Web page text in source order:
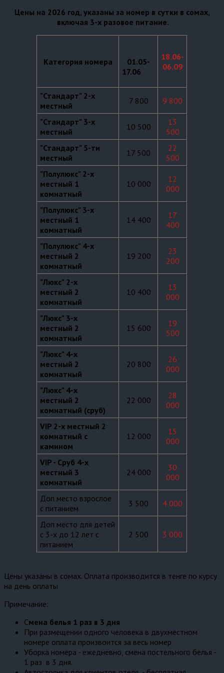
Цены на 2026 год, указаны за номер в сутки в сомах,
включая 3-х разовое питание.
Категория номера
01.05-
17.06
18.06-
06.09
"Стандарт" 2-х
местный
7 800 9 800
"Стандарт" 3-х
местный
10 500
13
500
"Стандарт" 5-ти
местный
17 500
22
500
"Полулюкс" 2-х
местный 1
комнатный
10 000
12
000
"Полулюкс" 3-х
местный 1
комнатный
14 400
17
400
"Полулюкс" 4-х
местный 2
комнатный
19 200
23
200
"Люкс" 2-х
местный 2
комнатный
10 400
13
000
"Люкс" 3-х
местный 2
комнатный
15 600
19
500
"Люкс" 4-х
местный 2
комнатный
20 800
26
000
"Люкс" 4-х
местный 2
комнатный (сруб)
22 000
28
000
VIP 2-х местный 2
комнатный с
камином
12 000
15
000
VIP - Сруб 4-х
местный 3
комнатный
24 000
30
000
Доп место взрослое
с питанием
3 500 4 000
Доп место для детей
с 3-х до 12 лет с
питанием
2 500 3 000
Цены указаны в сомах. Оплата производится в тенге по курсу
на день оплаты
Примечание:
Смена белья 1 раз в 3 дня
При размещении одного человека в двухместном
номере оплата произвоится за весь номер
Уборка номера - ежедневно, смена постельного белья -
1 раз в 3 дня.